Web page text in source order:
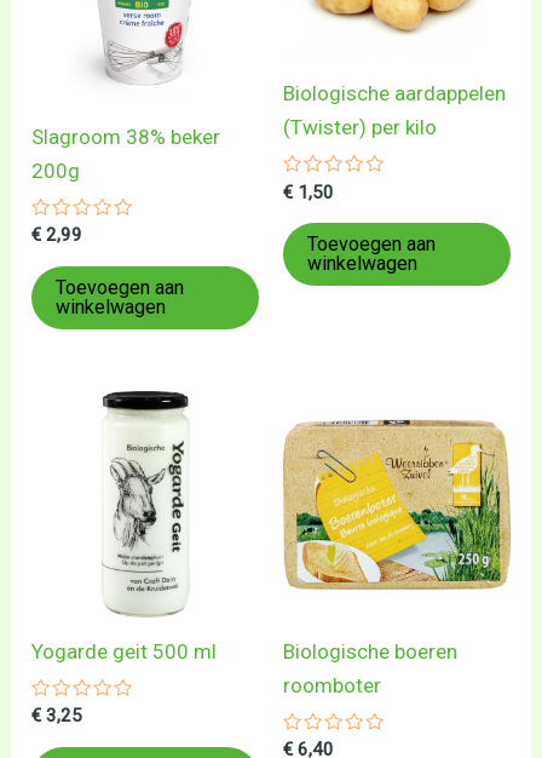
Slagroom 38% beker
200g
Gewaardeerd
uit
5
€ 2,99
Toevoegen aan
winkelwagen
Biologische aardappelen
(Twister) per kilo
Gewaardeerd
uit
5
€ 1,50
Toevoegen aan
winkelwagen
Yogarde geit 500 ml
Gewaardeerd
uit
€ 3,25
Biologische boeren
roomboter
Gewaardeerd
€ 6,40